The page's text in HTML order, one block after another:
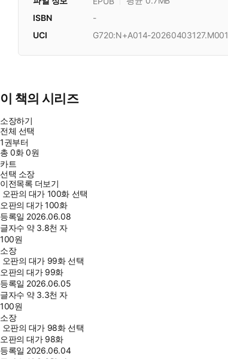
ISBN
-
UCI
G720:N+A014-20260403127.M001
이 책의 시리즈
소장하기
전체 선택
1권부터
총0화0원
카트
선택 소장
이전목록 더보기
오판의 대가 100화 선택
오판의 대가 100화
등록일 2026.06.08
글자수 약 3.8천 자
100원
소장
오판의 대가 99화 선택
오판의 대가 99화
등록일 2026.06.05
글자수 약 3.3천 자
100원
소장
오판의 대가 98화 선택
오판의 대가 98화
등록일 2026.06.04